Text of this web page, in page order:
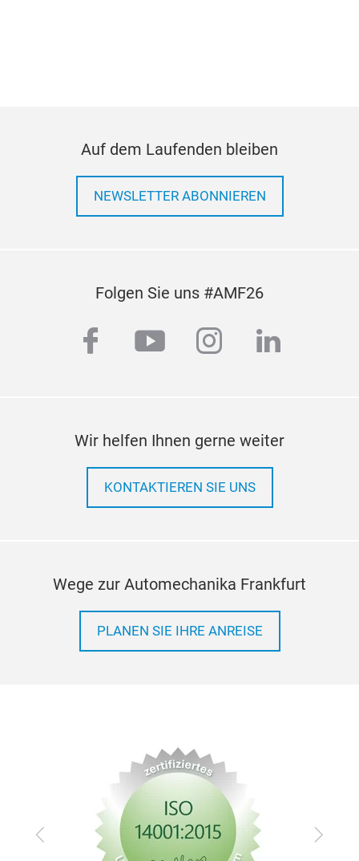
Auf dem Laufenden bleiben
NEWSLETTER ABONNIEREN
Folgen Sie uns #AMF26
facebook
youtubeinstagram
linkedin
Wir helfen Ihnen gerne weiter
KONTAKTIEREN SIE UNS
Wege zur Automechanika Frankfurt
PLANEN SIE IHRE ANREISE
Zurück Vor